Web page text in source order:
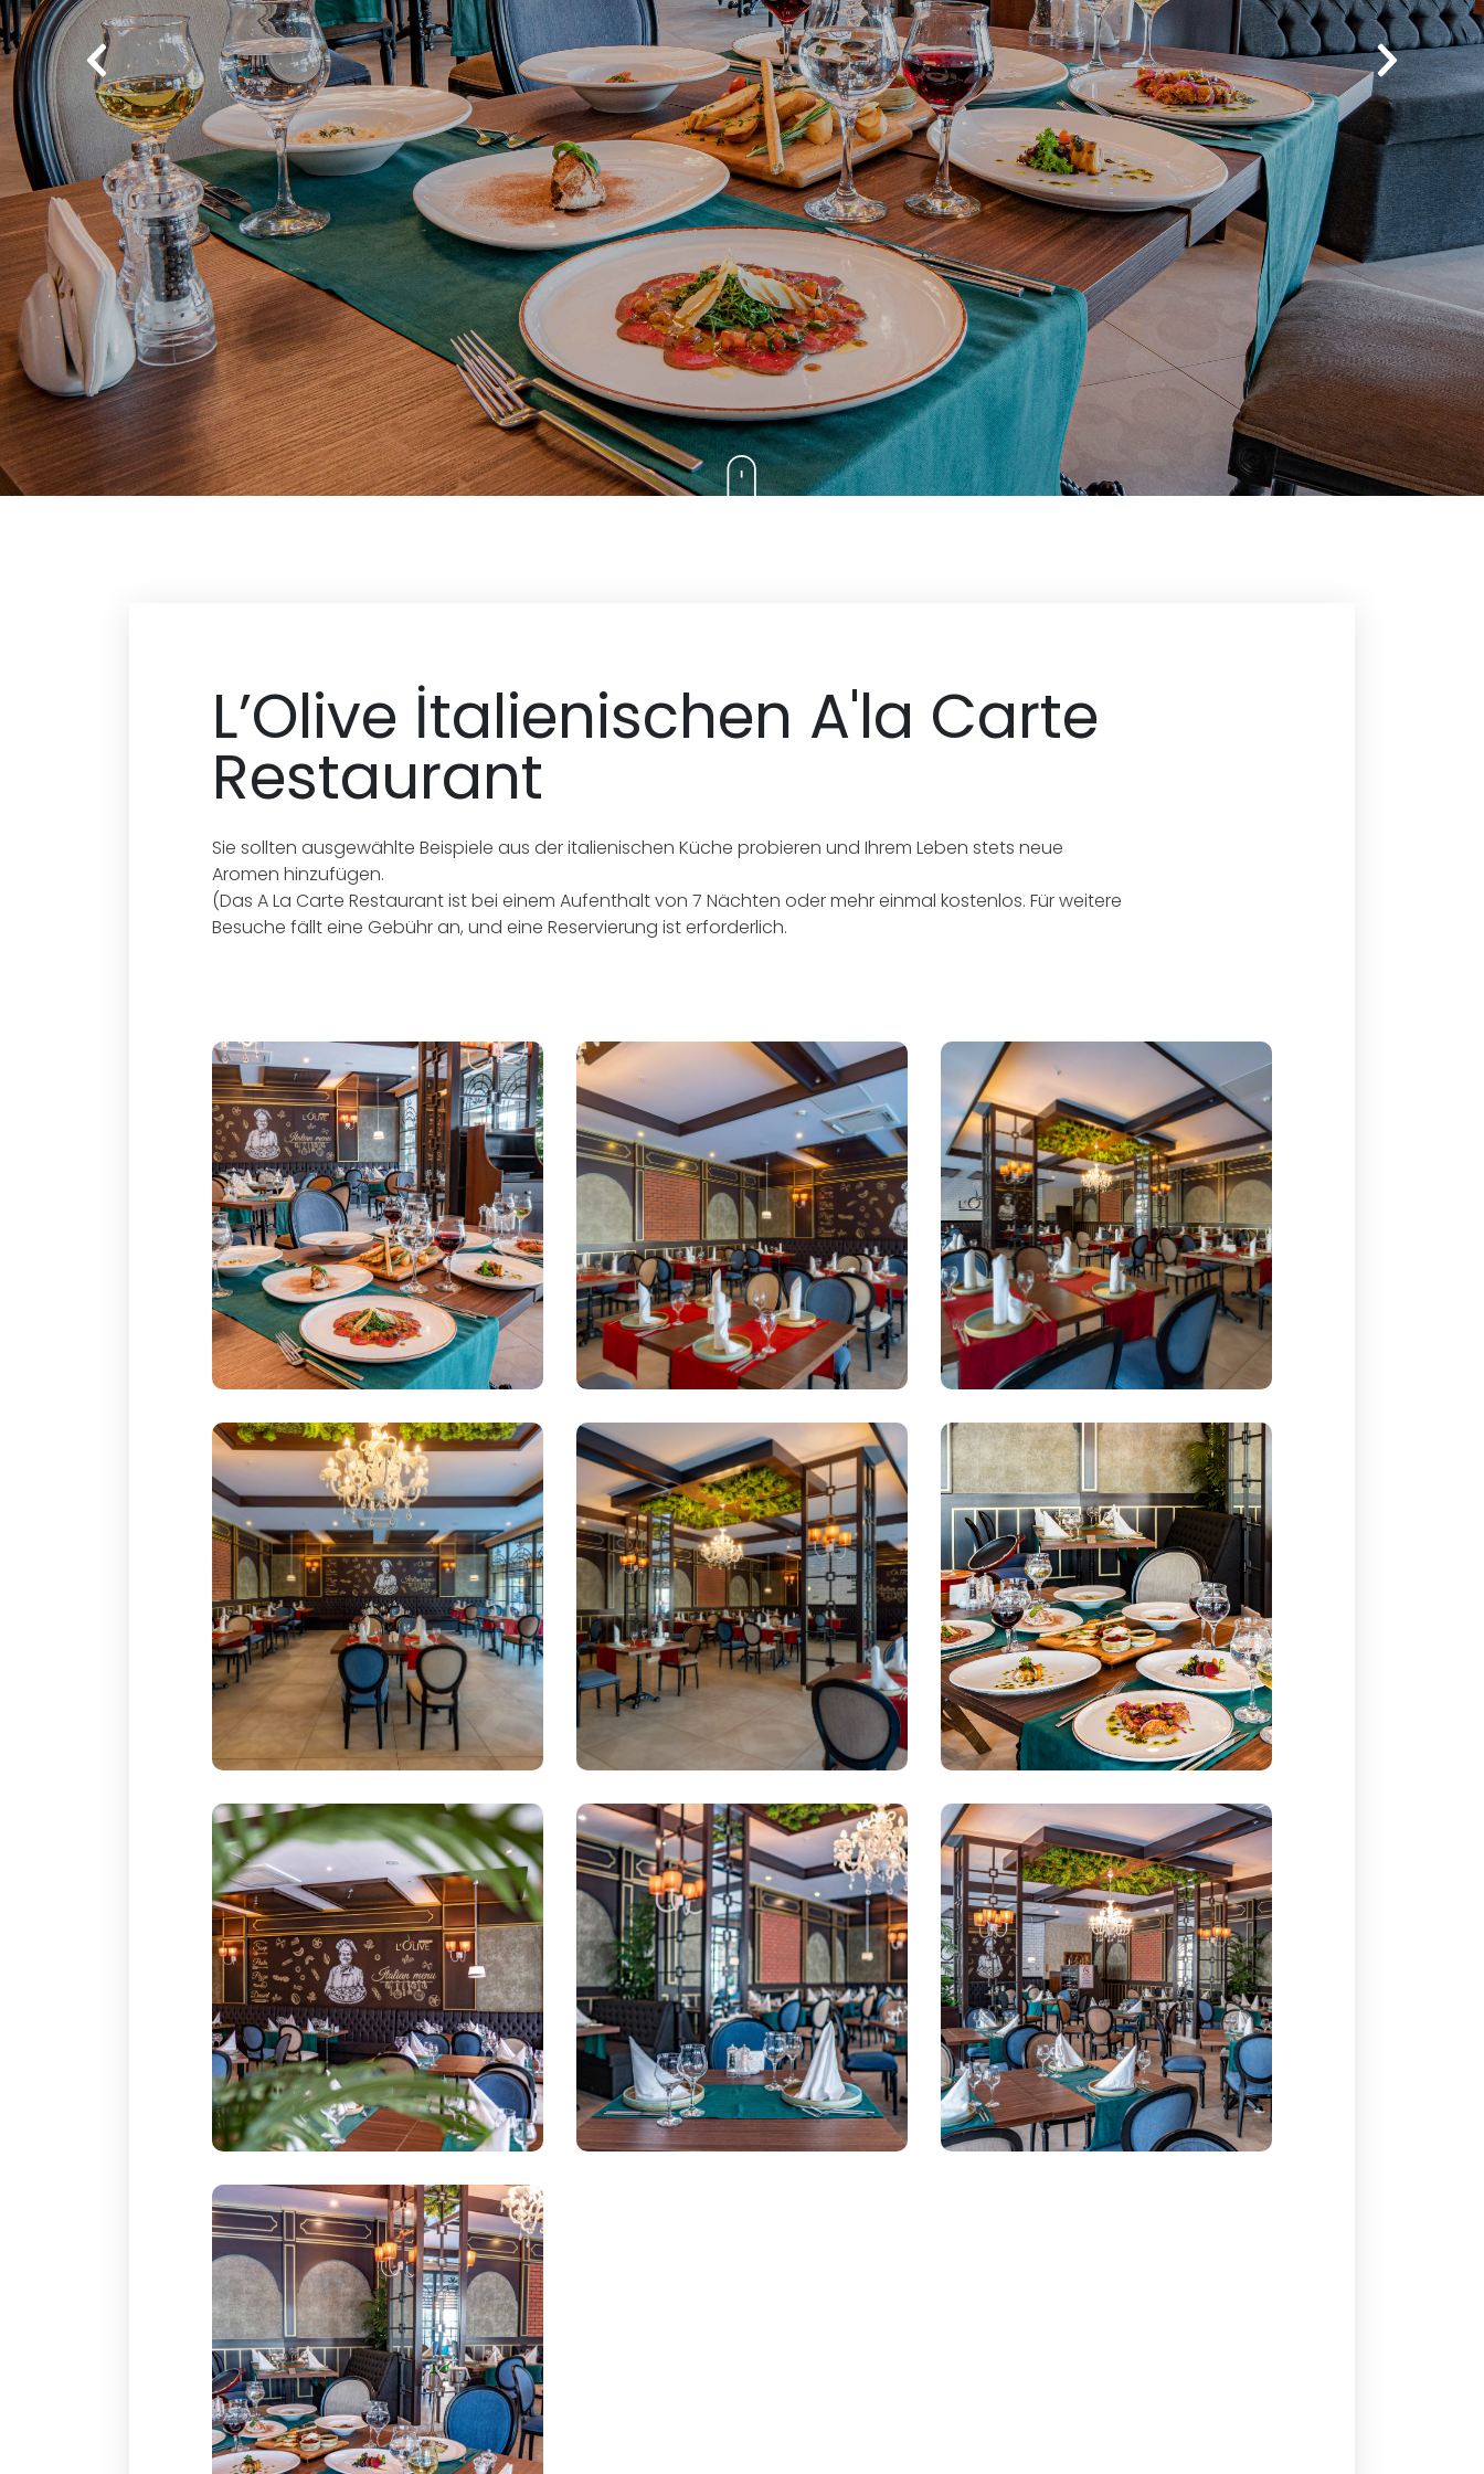
L’Olive İtalienischen A'la Carte
Restaurant
Sie sollten ausgewählte Beispiele aus der italienischen Küche probieren und Ihrem Leben stets neue
Aromen hinzufügen.
(Das A La Carte Restaurant ist bei einem Aufenthalt von 7 Nächten oder mehr einmal kostenlos. Für weitere
Besuche fällt eine Gebühr an, und eine Reservierung ist erforderlich.